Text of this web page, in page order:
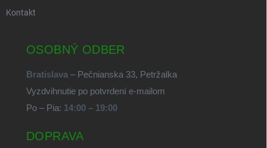
Kontakt
OSOBNÝ ODBER
Bratislava – Pečnianska 33, Petržalka
Vyzdvihnutie po potvrdení e-mailom
Po – Pia: 14:00 – 19:00
DOPRAVA